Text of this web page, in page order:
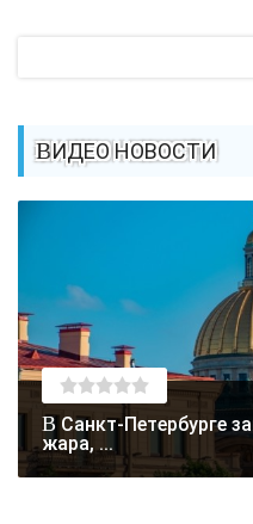
ВИДЕО НОВОСТИ
В Санкт-Петербурге заканчивается летняя
жара, ...